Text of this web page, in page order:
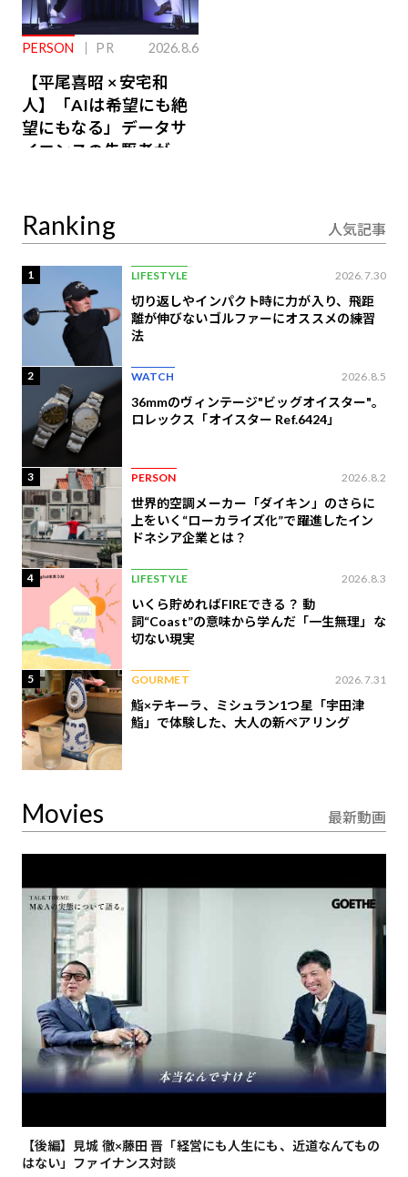
PERSON PR 2026.8.6
【平尾喜昭 × 安宅和
人】「AIは希望にも絶
望にもなる」データサ
イエンスの先駆者が語
Ranking 人気記事
1 LIFESTYLE 2026.7.30
切り返しやインパクト時に力が入り、飛距
離が伸びないゴルファーにオススメの練習
法
2 WATCH 2026.8.5
36mmのヴィンテージ"ビッグオイスター"。
ロレックス「オイスター Ref.6424」
3 PERSON 2026.8.2
世界的空調メーカー「ダイキン」のさらに
上をいく“ローカライズ化”で躍進したイン
ドネシア企業とは？
4 LIFESTYLE 2026.8.3
いくら貯めればFIREできる？ 動
詞“Coast”の意味から学んだ「一生無理」な
切ない現実
5 GOURMET 2026.7.31
鮨×テキーラ、ミシュラン1つ星「宇田津
鮨」で体験した、大人の新ペアリング
Movies 最新動画
【後編】見城 徹×藤田 晋「経営にも人生にも、近道なんてもの
はない」ファイナンス対談